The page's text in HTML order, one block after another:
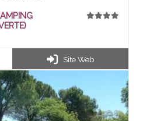
Site Web